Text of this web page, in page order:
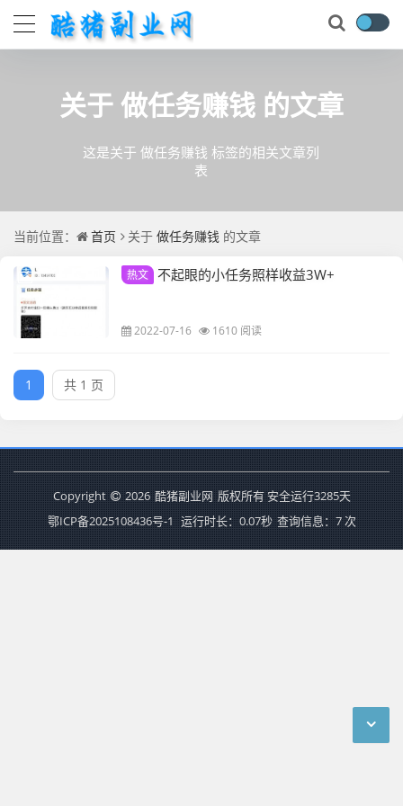
关于 做任务赚钱 的文章
这是关于 做任务赚钱 标签的相关文章列
表
当前位置： 首页 关于 做任务赚钱 的文章
热文 不起眼的小任务照样收益3W+
2022-07-16 1610 阅读
1 共 1 页
Copyright 2026 酷猪副业网 版权所有安全运行3285天
鄂ICP备2025108436号-1 运行时长：0.07秒 查询信息：7 次